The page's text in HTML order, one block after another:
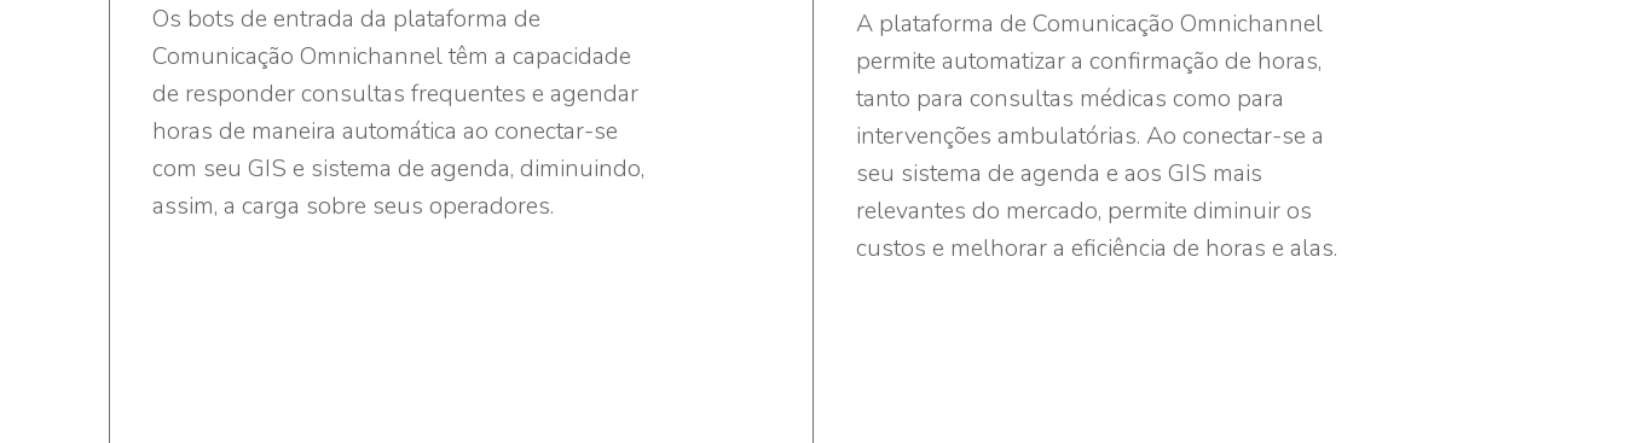
Os bots de entrada da plataforma de
Comunicação Omnichannel têm a capacidade
de responder consultas frequentes e agendar
horas de maneira automática ao conectar-se
com seu GIS e sistema de agenda, diminuindo,
assim, a carga sobre seus operadores.
A plataforma de Comunicação Omnichannel
permite automatizar a confirmação de horas,
tanto para consultas médicas como para
intervenções ambulatórias. Ao conectar-se a
seu sistema de agenda e aos GIS mais
relevantes do mercado, permite diminuir os
custos e melhorar a eficiência de horas e alas.